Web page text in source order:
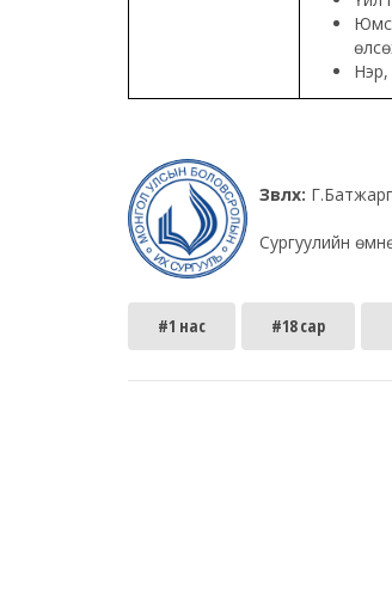
Нэр,
Зөвлөх:
Сургуулийн
#1 нас #18 сар